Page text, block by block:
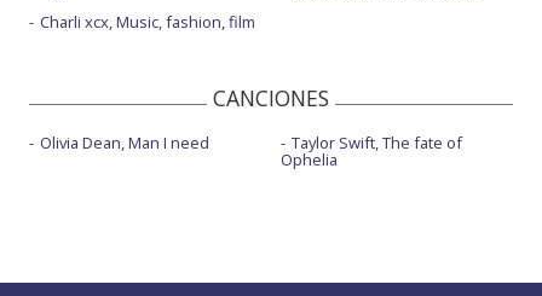
Charli xcx, Music, fashion, film
CANCIONES
Olivia Dean, Man I need Taylor Swift, The fate of
Ophelia